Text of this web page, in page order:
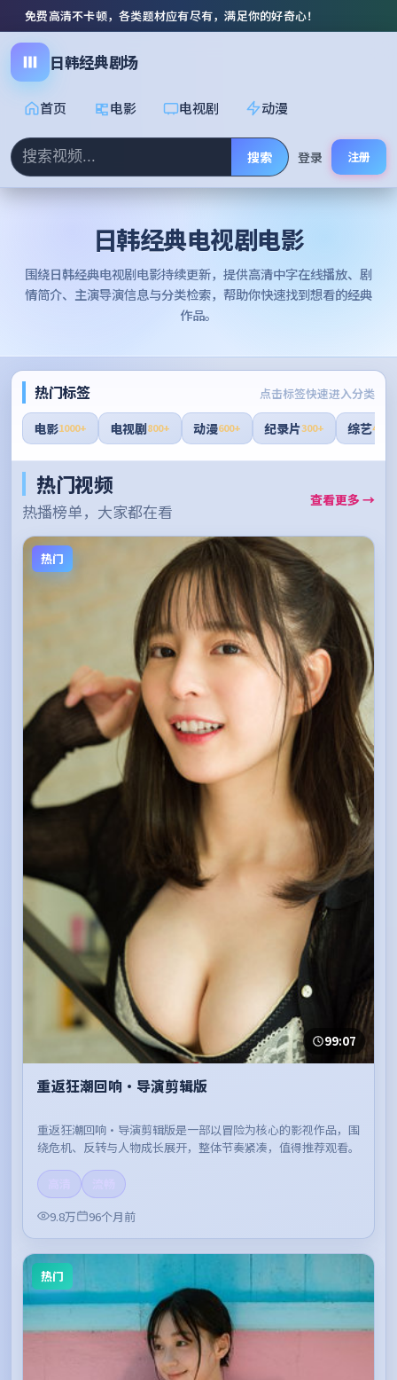
免费高清不卡顿，各类题材应有尽有，满足你的好奇心！
日韩经典剧场
首页 电影 电视剧 动漫
搜索 登录 注册
日韩经典电视剧电影
围绕日韩经典电视剧电影持续更新，提供高清中字在线播放、剧
情简介、主演导演信息与分类检索，帮助你快速找到想看的经典
作品。
热门标签 点击标签快速进入分类
电影1000+ 电视剧800+ 动漫600+ 纪录片300+ 综艺400+
热门视频
热播榜单，大家都在看
查看更多 →
热门
99:07
重返狂潮回响·导演剪辑版
重返狂潮回响·导演剪辑版是一部以冒险为核心的影视作品，围
绕危机、反转与人物成长展开，整体节奏紧凑，值得推荐观看。
9.8万
96个月前
热门